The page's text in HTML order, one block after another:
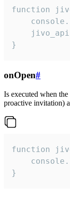
function
}
onOpen#
Is executed when
proactive invitation)
function
}